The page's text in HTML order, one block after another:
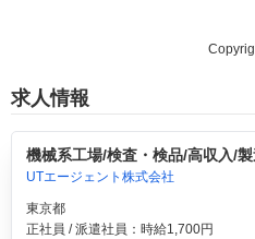
求人情報
機械系工場/検査・検品/高収入/
UTエージェント株式会社
東京都
正社員 / 派遣社員：時給1,700円